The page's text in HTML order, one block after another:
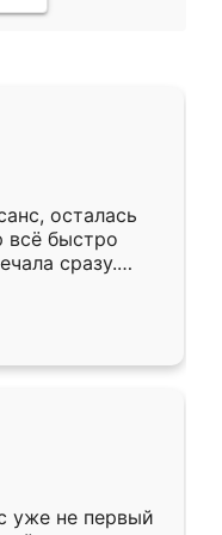
осталась
всё быстро
сразу.
подошёл к
Собрали
даже
уже не первый